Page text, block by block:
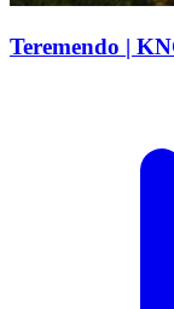
Teremendo |